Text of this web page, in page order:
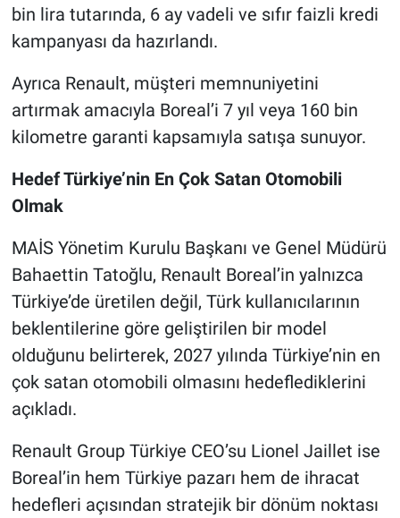
bin lira tutarında, 6 ay vadeli ve sıfır faizli kredi
kampanyası da hazırlandı.
Ayrıca Renault, müşteri memnuniyetini
artırmak amacıyla Boreal’i 7 yıl veya 160 bin
kilometre garanti kapsamıyla satışa sunuyor.
Hedef Türkiye’nin En Çok Satan Otomobili
Olmak
MAİS Yönetim Kurulu Başkanı ve Genel Müdürü
Bahaettin Tatoğlu, Renault Boreal’in yalnızca
Türkiye’de üretilen değil, Türk kullanıcılarının
beklentilerine göre geliştirilen bir model
olduğunu belirterek, 2027 yılında Türkiye’nin en
çok satan otomobili olmasını hedeflediklerini
açıkladı.
Renault Group Türkiye CEO’su Lionel Jaillet ise
Boreal’in hem Türkiye pazarı hem de ihracat
hedefleri açısından stratejik bir dönüm noktası